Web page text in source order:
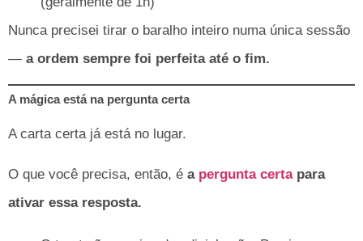
Nunca precisei tirar o baralho inteiro numa única sessão
— a ordem sempre foi perfeita até o fim.
A mágica está na pergunta certa
A carta certa já está no lugar.
O que você precisa, então, é a pergunta certapara
ativar essa resposta.